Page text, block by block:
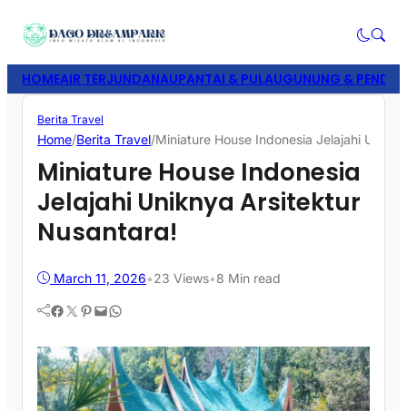
HOMEAIR TERJUNDANAUPANTAI & PULAUGUNUNG &
Berita Travel
Home/Berita Travel/Miniature House Indonesia Jelajahi
Miniature House Indonesia
Jelajahi Uniknya Arsitektur
Nusantara!
March 11, 2026•23 Views•8 Min read
Facebook Twitter Pinterest Mail WhatsApp